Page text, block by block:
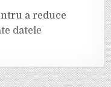
a reduce
datele